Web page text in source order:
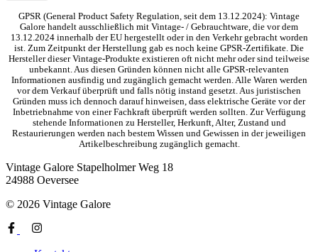
GPSR (General Product Safety Regulation, seit dem 13.12.2024): Vintage
Galore handelt ausschließlich mit Vintage- / Gebrauchtware, die vor dem
13.12.2024 innerhalb der EU hergestellt oder in den Verkehr gebracht worden
ist. Zum Zeitpunkt der Herstellung gab es noch keine GPSR-Zertifikate. Die
Hersteller dieser Vintage-Produkte existieren oft nicht mehr oder sind teilweise
unbekannt. Aus diesen Gründen können nicht alle GPSR-relevanten
Informationen ausfindig und zugänglich gemacht werden. Alle Waren werden
vor dem Verkauf überprüft und falls nötig instand gesetzt. Aus juristischen
Gründen muss ich dennoch darauf hinweisen, dass elektrische Geräte vor der
Inbetriebnahme von einer Fachkraft überprüft werden sollten. Zur Verfügung
stehende Informationen zu Hersteller, Herkunft, Alter, Zustand und
Restaurierungen werden nach bestem Wissen und Gewissen in der jeweiligen
Artikelbeschreibung zugänglich gemacht.
Vintage Galore Stapelholmer Weg 18
24988 Oeversee
© 2026 Vintage Galore